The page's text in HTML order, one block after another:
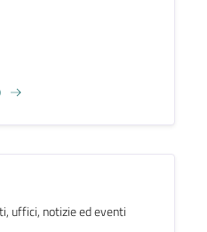
uffici, notizie ed eventi